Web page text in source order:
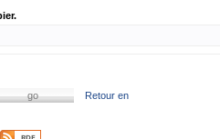
Retour en